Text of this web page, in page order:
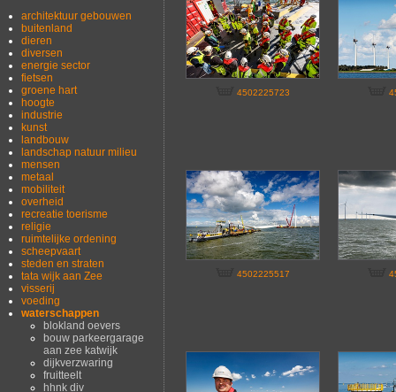
architektuur gebouwen
buitenland
dieren
diversen
energie sector
fietsen
groene hart
hoogte
industrie
kunst
landbouw
landschap natuur milieu
mensen
metaal
mobiliteit
overheid
recreatie toerisme
religie
ruimtelijke ordening
scheepvaart
steden en straten
tata wijk aan Zee
visserij
voeding
waterschappen
blokland oevers
bouw parkeergarage
aan zee katwijk
dijkverzwaring
fruitteelt
hhnk div
4502225723
4502225517